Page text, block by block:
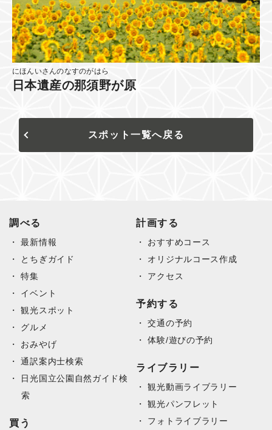
にほんいさんのなすのがはら
日本遺産の那須野が原
スポット一覧へ戻る
調べる
最新情報
とちぎガイド
特集
イベント
観光スポット
グルメ
おみやげ
通訳案内士検索
日光国立公園自然ガイド検
索
買う
計画する
おすすめコース
オリジナルコース作成
アクセス
予約する
交通の予約
体験/遊びの予約
ライブラリー
観光動画ライブラリー
観光パンフレット
フォトライブラリー